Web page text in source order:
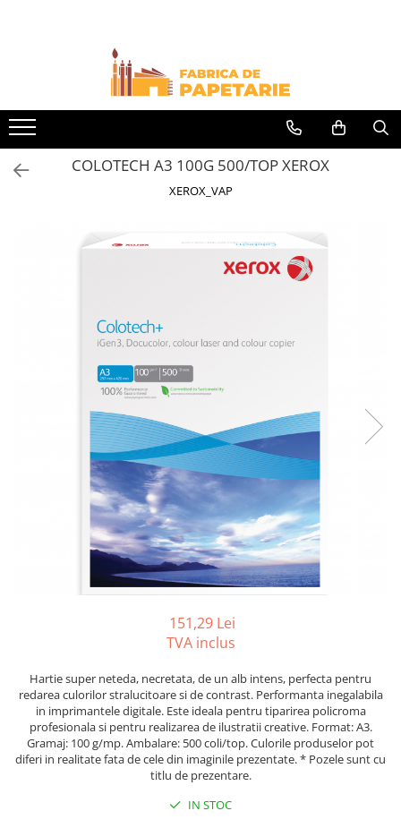
Toate Produsele
Hartie si articole din hartie
Hartie pentru copiator si cartoane
Hartie color pentru copiator
Papetarie personalizata
Notes adeziv si index adeziv
Plicuri personalizate
Tipizate autocopiative
Tipizate autocopiative
personalizate
Tipizate offset
Tipizate offset personalizate
Rezerva cub notes
Indigo si hartie carbon
Caiete A4
Produse si rechizite scolare
Caiete si produse din hartie
Caiete A5
Caiete A4
Caiete incepatori Tip I, II, III
COLOTECH A3 100G 500/TOP XEROX
XEROX_VAP
151,29 Lei
TVA inclus
Hartie super neteda, necretata, de un alb intens, perfecta pentru
redarea culorilor stralucitoare si de contrast. Performanta inegalabila
in imprimantele digitale. Este ideala pentru tiparirea policroma
profesionala si pentru realizarea de ilustratii creative. Format: A3.
Gramaj: 100 g/mp. Ambalare: 500 coli/top. Culorile produselor pot
diferi in realitate fata de cele din imaginile prezentate. * Pozele sunt cu
titlu de prezentare.
IN STOC